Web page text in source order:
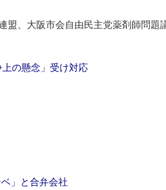
、大阪市会自由民主党薬剤師問題
上の懸念」受け対応
」と合弁会社